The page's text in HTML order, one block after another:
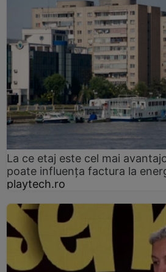
La ce etaj este cel mai
poate influența factura la
playtech.ro